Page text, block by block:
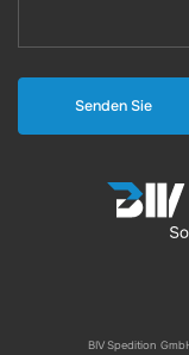
BIV Spedition
Senden Sie